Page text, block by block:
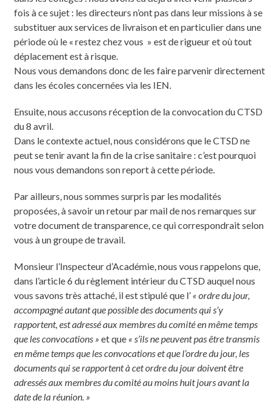
fois à ce sujet : les directeurs n’ont pas dans leur missions à se
substituer aux services de livraison et en particulier dans une
période où le « restez chez vous » est de rigueur et où tout
déplacement est à risque.
Nous vous demandons donc de les faire parvenir directement
dans les écoles concernées via les IEN.
Ensuite, nous accusons réception de la convocation du CTSD
du 8 avril.
Dans le contexte actuel, nous considérons que le CTSD ne
peut se tenir avant la fin de la crise sanitaire : c’est pourquoi
nous vous demandons son report à cette période.
Par ailleurs, nous sommes surpris par les modalités
proposées, à savoir un retour par mail de nos remarques sur
votre document de transparence, ce qui correspondrait selon
vous à un groupe de travail.
Monsieur l’Inspecteur d’Académie, nous vous rappelons que,
dans l’article 6 du règlement intérieur du CTSD auquel nous
vous savons très attaché, il est stipulé que l’ « ordre du jour,
accompagné autant que possible des documents qui s’y
rapportent, est adressé aux membres du comité en même temps
que les convocations » et que « s’ils ne peuvent pas être transmis
en même temps que les convocations et que l’ordre du jour, les
documents qui se rapportent à cet ordre du jour doivent être
adressés aux membres du comité au moins huit jours avant la
date de la réunion. »